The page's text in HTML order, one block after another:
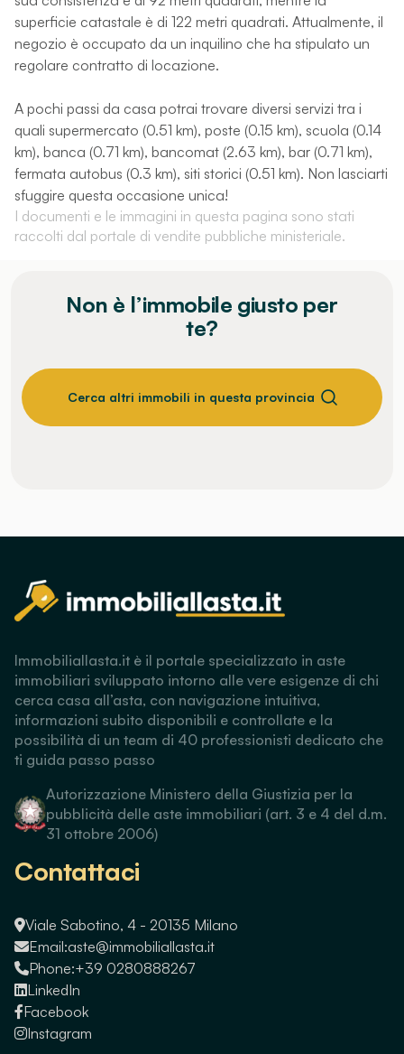
superficie catastale è di 122 metri quadrati. Attualmente, il
negozio è occupato da un inquilino che ha stipulato un
regolare contratto di locazione.
A pochi passi da casa potrai trovare diversi servizi tra i
quali supermercato (0.51 km), poste (0.15 km), scuola (0.14
km), banca (0.71 km), bancomat (2.63 km), bar (0.71 km),
fermata autobus (0.3 km), siti storici (0.51 km). Non lasciarti
sfuggire questa occasione unica!
I documenti e le immagini in questa pagina sono stati
raccolti dal portale di vendite pubbliche ministeriale.
Non è l’immobile giusto per
te?
Cerca altri immobili in questa provincia
Immobiliallasta.it è il portale specializzato in aste
immobiliari sviluppato intorno alle vere esigenze di chi
cerca casa all’asta, con navigazione intuitiva,
informazioni subito disponibili e controllate e la
possibilità di un team di 40 professionisti dedicato che
ti guida passo passo
Autorizzazione Ministero della Giustizia per la
pubblicità delle aste immobiliari (art. 3 e 4 del d.m.
31 ottobre 2006)
Contattaci
Viale Sabotino, 4 - 20135 Milano
Email:aste@immobiliallasta.it
Phone:+39 0280888267
LinkedIn
Facebook
Instagram